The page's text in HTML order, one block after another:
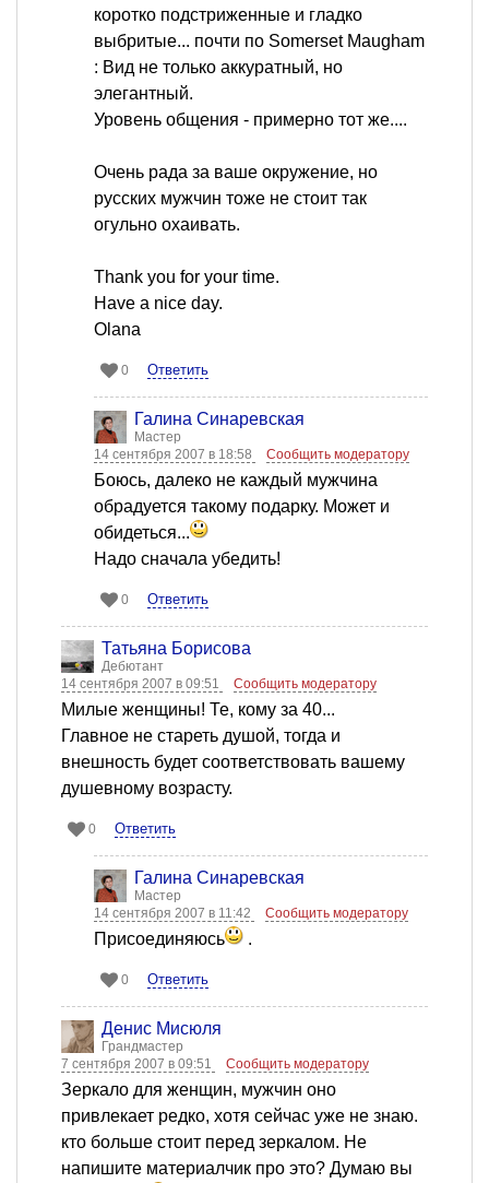
коротко подстриженные и гладко
выбритые... почти по Somerset Maugham
: Вид не только аккуратный, но
элегантный.
Уровень общения - примерно тот же....
Очень рада за ваше окружение, но
русских мужчин тоже не стоит так
огульно охаивать.
Thank you for your time.
Have a nice day.
Olana
0 Ответить
Галина Синаревская
Мастер
14 сентября 2007 в 18:58
Сообщить модератору
Боюсь, далеко не каждый мужчина
обрадуется такому подарку. Может и
обидеться...
Надо сначала убедить!
0 Ответить
Татьяна Борисова
Дебютант
14 сентября 2007 в 09:51
Сообщить модератору
Милые женщины! Те, кому за 40...
Главное не стареть душой, тогда и
внешность будет соответствовать вашему
душевному возрасту.
0 Ответить
Галина Синаревская
Мастер
14 сентября 2007 в 11:42
Сообщить модератору
Присоединяюсь .
0 Ответить
Денис Мисюля
Грандмастер
7 сентября 2007 в 09:51
Сообщить модератору
Зеркало для женщин, мужчин оно
привлекает редко, хотя сейчас уже не знаю.
кто больше стоит перед зеркалом. Не
напишите материалчик про это? Думаю вы